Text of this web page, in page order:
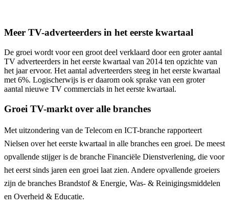
Meer TV-adverteerders in het eerste kwartaal
De groei wordt voor een groot deel verklaard door een groter aantal
TV adverteerders in het eerste kwartaal van 2014 ten opzichte van
het jaar ervoor. Het aantal adverteerders steeg in het eerste kwartaal
met 6%. Logischerwijs is er daarom ook sprake van een groter
aantal nieuwe TV commercials in het eerste kwartaal.
Groei TV-markt over alle branches
Met uitzondering van de Telecom en ICT-branche rapporteert
Nielsen over het eerste kwartaal in alle branches een groei. De meest
opvallende stijger is de branche Financiële Dienstverlening, die voor
het eerst sinds jaren een groei laat zien. Andere opvallende groeiers
zijn de branches Brandstof & Energie, Was- & Reinigingsmiddelen
en Overheid & Educatie.